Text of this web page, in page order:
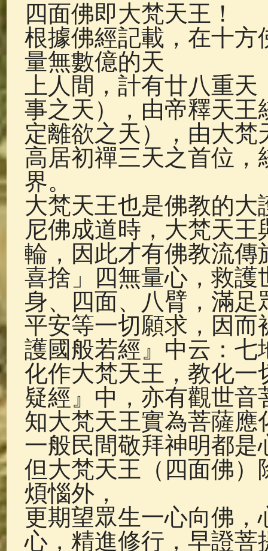
佛典故事(37) 佛說療痔(腫瘤)
四面佛即大梵天王！
根據佛經記載，在十
量無數億的天
上人間，計有廿八重
事之天），由帝釋天
定離欲之天），由大
高居初禪三天之首位
界。
大梵天王也是佛教的
尼佛成道時，大梵天
輪，因此才有佛教流
喜捨」四無量心，救
身、四面、八臂，滿
平安等一切願求，因
護國般若經』中云：
化作大梵天王，教化
疑經』中，亦有觀世
知大梵天王實為菩薩應
一般民間敬拜神明都
但大梵天王（四面佛
煩惱外，
更期望眾生一心向佛
心，精進修行，早證菩